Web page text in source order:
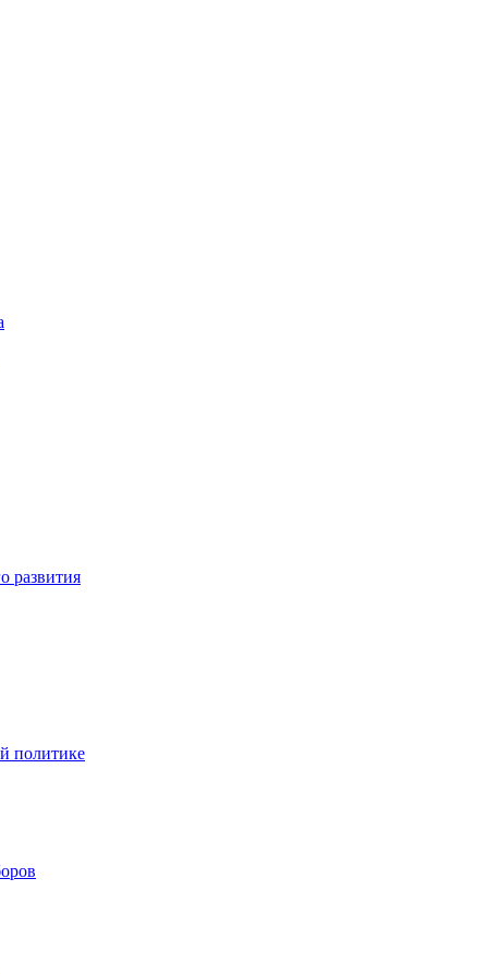
развития
политике